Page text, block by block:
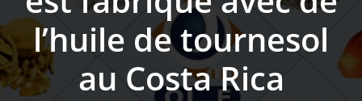
l’huile de tournesol
au Costa Rica